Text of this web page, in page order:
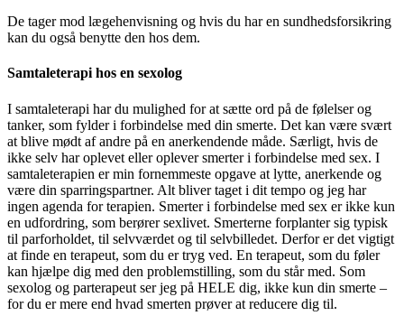
De tager mod lægehenvisning og hvis du har en sundhedsforsikring
kan du også benytte den hos dem.
Samtaleterapi hos en sexolog
I samtaleterapi har du mulighed for at sætte ord på de følelser og
tanker, som fylder i forbindelse med din smerte. Det kan være svært
at blive mødt af andre på en anerkendende måde. Særligt, hvis de
ikke selv har oplevet eller oplever smerter i forbindelse med sex. I
samtaleterapien er min fornemmeste opgave at lytte, anerkende og
være din sparringspartner. Alt bliver taget i dit tempo og jeg har
ingen agenda for terapien. Smerter i forbindelse med sex er ikke kun
en udfordring, som berører sexlivet. Smerterne forplanter sig typisk
til parforholdet, til selvværdet og til selvbilledet. Derfor er det vigtigt
at finde en terapeut, som du er tryg ved. En terapeut, som du føler
kan hjælpe dig med den problemstilling, som du står med. Som
sexolog og parterapeut ser jeg på HELE dig, ikke kun din smerte –
for du er mere end hvad smerten prøver at reducere dig til.